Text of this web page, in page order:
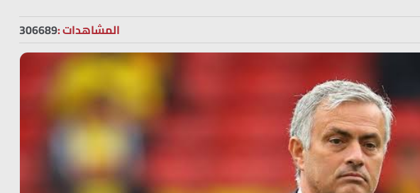
المشاهدات :306689